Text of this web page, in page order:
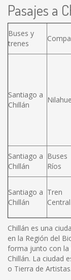
Pasajes a
Buses y
trenes
Santiago a
Chillán
Nilahue
Santiago a
Chillán
Buses
Ríos
Santiago a
Chillán
Tren
Central
Chillán es una
en la Región del
forma junto con la
Chillán. La ciudad
o Tierra de